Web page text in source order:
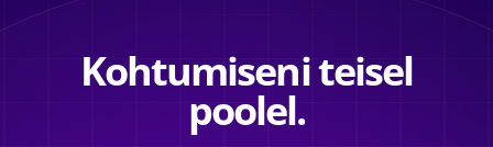
Kohtumiseni teisel
poolel.